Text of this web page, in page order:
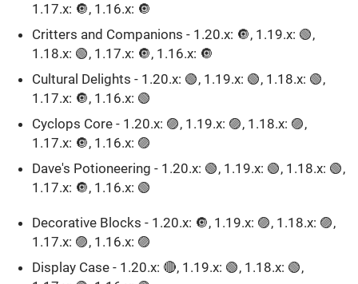
1.17.x: 🔘, 1.16.x: 🔘
Critters and Companions - 1.20.x: 🔘, 1.19.x: 🟢,
1.18.x: 🟢, 1.17.x: 🔘, 1.16.x: 🔘
Cultural Delights - 1.20.x: 🟢, 1.19.x: 🟢, 1.18.x: 🟢,
1.17.x: 🔘, 1.16.x: 🟢
Cyclops Core - 1.20.x: 🟣, 1.19.x: 🟣, 1.18.x: 🟣,
1.17.x: 🔘, 1.16.x: 🟣
Dave's Potioneering - 1.20.x: 🟢, 1.19.x: 🟢, 1.18.x: 🟢,
1.17.x: 🔘, 1.16.x: 🟢
Decorative Blocks - 1.20.x: 🔘, 1.19.x: 🟣, 1.18.x: 🟣,
1.17.x: 🟣, 1.16.x: 🟣
Display Case - 1.20.x: 🔴, 1.19.x: 🟢, 1.18.x: 🟢,